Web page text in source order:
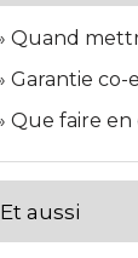
Quand
Garantie
Que faire en
Et aussi